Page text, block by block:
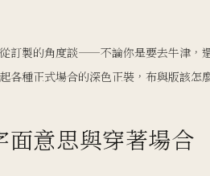
訂製的角度談——不論你是要去牛津，
各種正式場合的深色正裝，布與版該怎
面意思與穿著場合